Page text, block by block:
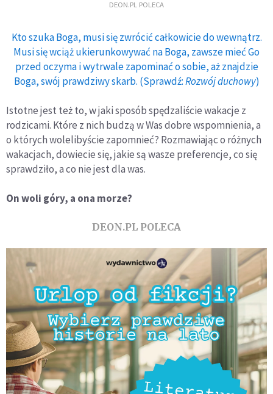
DEON.PL POLECA
Kto szuka Boga, musi się zwrócić całkowicie do wewnątrz.
Musi się wciąż ukierunkowywać na Boga, zawsze mieć Go
przed oczyma i wytrwale zapominać o sobie, aż znajdzie
Boga, swój prawdziwy skarb. (Sprawdź:Rozwój duchowy)
Istotne jest też to, w jaki sposób spędzaliście wakacje z
rodzicami. Które z nich budzą w Was dobre wspomnienia, a
o których wolelibyście zapomnieć? Rozmawiając o różnych
wakacjach, dowiecie się, jakie są wasze preferencje, co się
sprawdziło, a co nie jest dla was.
On woli góry, a ona morze?
DEON.PL POLECA